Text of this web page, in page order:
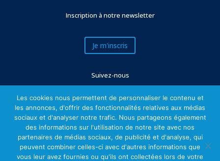
Inscription à notre newsletter
Je m'inscris
Suivez-nous
Les cookies nous permettent de personnaliser le contenu et
les annonces, d'offrir des fonctionnalités relatives aux médias
sociaux et d'analyser notre trafic. Nous partageons également
des informations sur l'utilisation de notre site avec nos
partenaires de médias sociaux, de publicité et d'analyse, qui
peuvent combiner celles-ci avec d'autres informations que
vous leur avez fournies ou qu'ils ont collectées lors de votre